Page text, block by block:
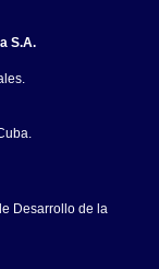
S.A.
Desarrollo de la